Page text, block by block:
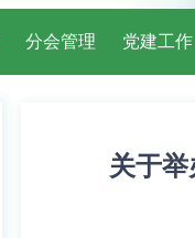
分会管理 党建工作
关于